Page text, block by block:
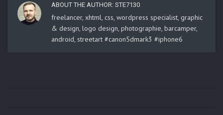
ABOUT THE AUTHOR: STE7130
freelancer, xhtml, css, wordpress specialist, graphic
& design, logo design, photographie, barcamper,
android, streetart #canon5dmark3 #iphone6